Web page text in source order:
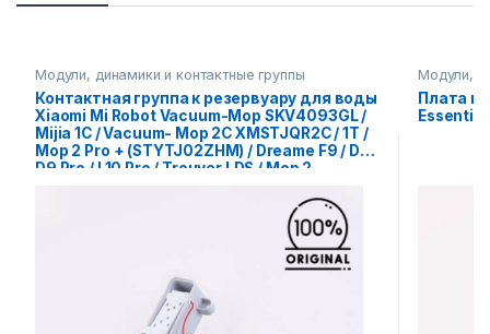
Модули, динамики и контактные группы
Контактная группа к резервуару для воды
Xiaomi Mi Robot Vacuum-Mop SKV4093GL /
Mijia 1C / Vacuum- Mop 2C XMSTJQR2C / 1T /
Mop 2 Pro + (STYTJ02ZHM) / Dreame F9 / D9 /
D9 Pro / L10 Pro / Trouver LDS / Mop 2
Модули,
Плата
Essential